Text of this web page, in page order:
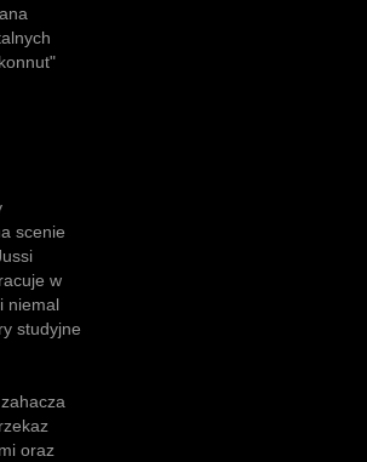
scenie
w
niemal
studyjne
oraz